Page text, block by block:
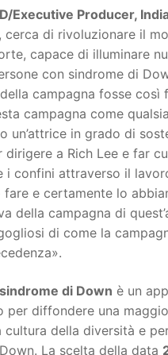
Executive Producer,
di rivoluzionare il
capace di illuminare
con sindrome di
campagna fosse
campagna come
in grado di
dirigere a Rich Lee e far
i confini attraverso il
e certamente lo
della campagna di
di come la
di Down è un
per diffondere una
cultura della diversità e
La scelta della data